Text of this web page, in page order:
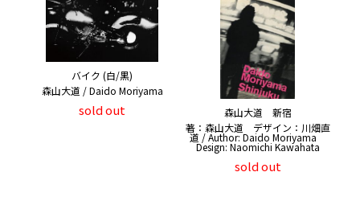
バイク (白/黒)
森山大道 / Daido Moriyama
sold out
森山大道 新宿
著：森山大道 デザイン：川畑直
道 / Author: Daido Moriyama
Design: Naomichi Kawahata
sold out